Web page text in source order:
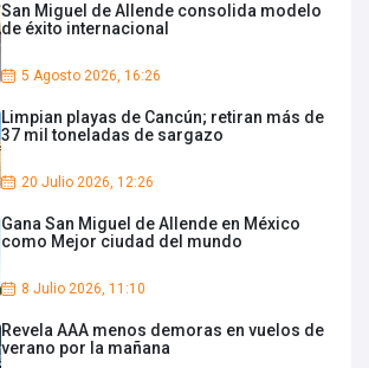
San Miguel de Allende consolida modelo
de éxito internacional
5 Agosto 2026, 16:26
Limpian playas de Cancún; retiran más de
37 mil toneladas de sargazo
20 Julio 2026, 12:26
Gana San Miguel de Allende en México
como Mejor ciudad del mundo
8 Julio 2026, 11:10
Revela AAA menos demoras en vuelos de
verano por la mañana